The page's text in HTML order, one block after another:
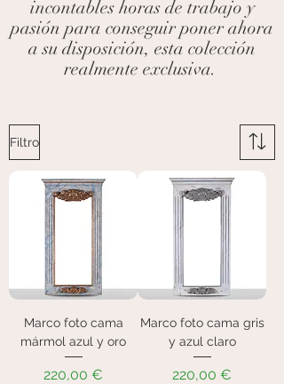
incontables horas de trabajo y
pasión para conseguir poner ahora
a su disposición, esta colección
realmente exclusiva.
Filtro
Marco foto cama
mármol azul y oro
Precio
220,00 €
Marco foto cama gris
y azul claro
Precio
220,00 €